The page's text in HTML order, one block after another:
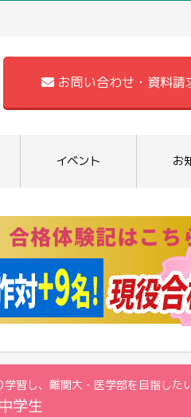
お問い合わせ・資料請
イベント お
習し、難関大・医学部を目指した
学生